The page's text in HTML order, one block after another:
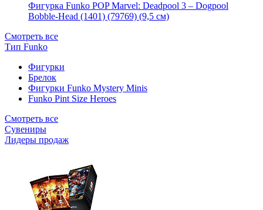
Фигурка Funko POP Marvel: Deadpool 3 – Dogpool
Bobble-Head (1401) (79769) (9,5 см)
Смотреть все
Тип Funko
Фигурки
Брелок
Фигурки Funko Mystery Minis
Funko Pint Size Heroes
Смотреть все
Сувениры
Лидеры продаж